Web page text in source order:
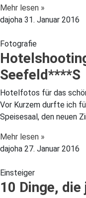
Mehr lesen »
dajoha 31. Januar 2016
Fotografie
Seefeld****S
Hotelfotos für das
Vor Kurzem durfte ich
Speisesaal, den neuen
Mehr lesen »
dajoha 27. Januar 2016
Einsteiger
10 Dinge,